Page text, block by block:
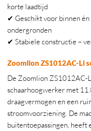
korte laadtijd
✔ Geschikt voor binnen
ondergronden
✔ Stabiele constructie –
Zoomlion ZS1012AC-Li
De Zoomlion ZS1012AC-
schaarhoogwerker met
draagvermogen en een
stroomvoorziening. De
buitentoepassingen, heeft